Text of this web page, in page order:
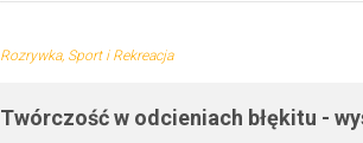
Rozrywka, Sport i Rekreacja
Twórczość w odcieniach błękitu -